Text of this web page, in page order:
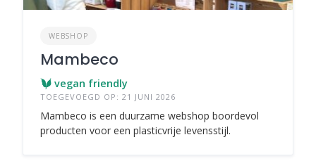
WEBSHOP
Mambeco
vegan friendly
TOEGEVOEGD OP: 21 JUNI 2026
Mambeco is een duurzame webshop boordevol
producten voor een plasticvrije levensstijl.